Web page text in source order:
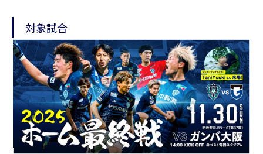
対象試合